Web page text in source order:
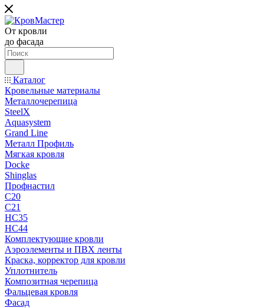
От кровли
до фасада
Каталог
Кровельные материалы
Металлочерепица
SteelX
Aquasystem
Grand Line
Металл Профиль
Мягкая кровля
Docke
Shinglas
Профнастил
C20
C21
НС35
НС44
Комплектующие кровли
Аэроэлементы и ПВХ ленты
Краска, корректор для кровли
Уплотнитель
Композитная черепица
Фальцевая кровля
Фасад